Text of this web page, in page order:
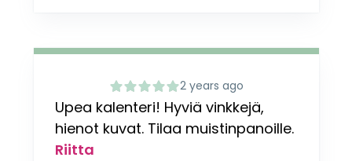
2 years ago
Upea kalenteri! Hyviä vinkkejä,
hienot kuvat. Tilaa muistinpanoille.
Riitta